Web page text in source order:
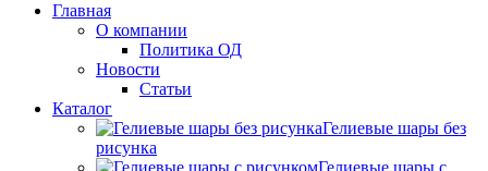
Главная
О компании
Политика ОД
Новости
Статьи
Каталог
Гелиевые шары без
рисунка
Гелиевые шары с